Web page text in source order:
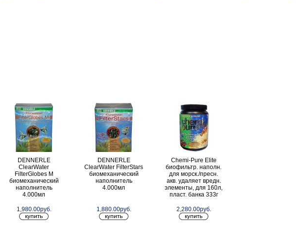
DENNERLE
ClearWater
FilterGlobes M
биомеханический
наполнитель
4.000мл
1,980.00руб.
DENNERLE
ClearWater FilterStars
биомеханический
наполнитель
4.000мл
1,880.00руб.
Chemi-Pure Elite
биофильтр. наполн.
для морск./пресн.
акв. удаляет вредн.
элементы, для 160л,
пласт. банка 333г
2,280.00руб.